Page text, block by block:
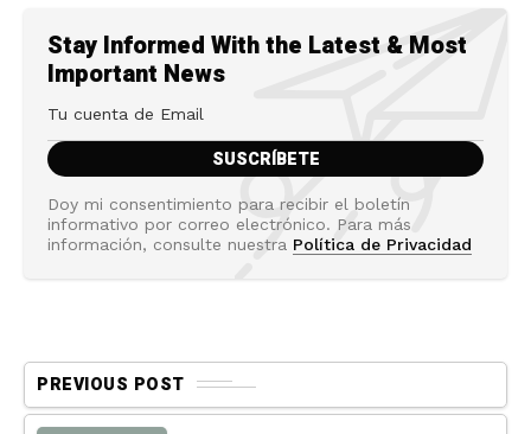
Stay Informed With the Latest & Most
Important News
Doy mi consentimiento para recibir el boletín
informativo por correo electrónico. Para más
información, consulte nuestra Política de Privacidad
PREVIOUS POST